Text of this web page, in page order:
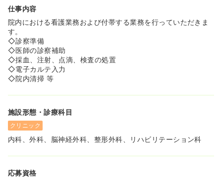
仕事内容
院内における看護業務および付帯する業務を行っていただきま
す。
◇診察準備
◇医師の診察補助
◇採血、注射、点滴、検査の処置
◇電子カルテ入力
◇院内清掃 等
施設形態・診療科目
クリニック
内科、外科、脳神経外科、整形外科、リハビリテーション科
応募資格